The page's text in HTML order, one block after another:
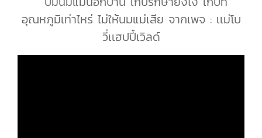
อุณหภูมิเท่าไหร่ ไม่ให้นมแม่เสีย จากเพจ : เเม่โบ
วี่เเฮปปี้เวิลด์